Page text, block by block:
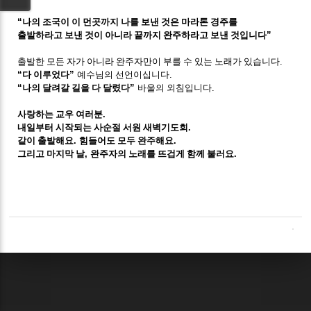
“나의 조국이 이 먼곳까지 나를 보낸 것은 마라톤 경주를
출발하라고 보낸 것이 아니라 끝까지 완주하라고 보낸 것입니다”
출발한 모든 자가 아니라 완주자만이 부를 수 있는 노래가 있습니다
“다 이루었다” 예수님의 선언이십니다
“나의 달려갈 길을 다 달렸다” 바울의 외침입니다
사랑하는 교우 여러분.
내일부터 시작되는 사순절 서원 새벽기도회.
같이 출발해요. 힘들어도 모두 완주해요.
그리고 마지막 날,완주자의 노래를 뜨겁게 함께 불러요.